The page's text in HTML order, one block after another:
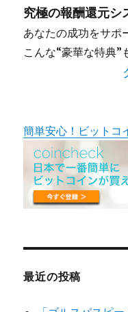
究極の報酬還元シ
あなたの成功をサポ
こんな“豪華な特典”
簡単安心！ビット
最近の投稿